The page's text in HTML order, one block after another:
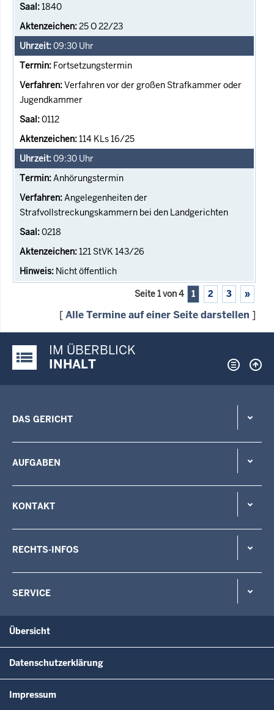
1840
25 O 22/23
09:30 Uhr
Fortsetzungstermin
Verfahren vor der großen Strafkammer oder
Jugendkammer
0112
114 KLs 16/25
09:30 Uhr
Anhörungstermin
Angelegenheiten der
Strafvollstreckungskammern bei den Landgerichten
0218
121 StVK 143/26
Nicht öffentlich
Seite 1 von 4 1 2 3 »
[Alle Termine auf einer Seite darstellen ]
Justiz-Portal im Überblick:
IM ÜBERBLICK
INHALT
DAS GERICHT
AUFGABEN
KONTAKT
RECHTS-INFOS
SERVICE
Übersicht
Datenschutzerklärung
Impressum